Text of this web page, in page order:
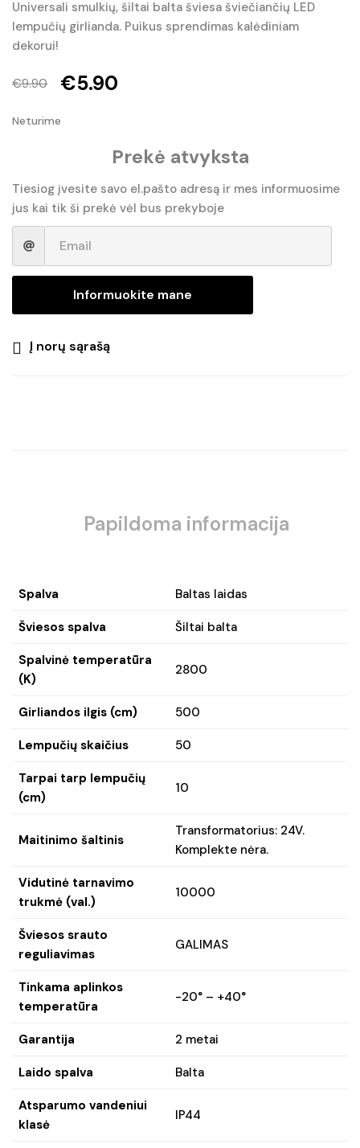
Universali smulkių, šiltai balta šviesa šviečiančių LED
lempučių girlianda. Puikus sprendimas kalėdiniam
dekorui!
€9.90
Original
price
€9.90.
€5.90
Current
price
€5.90.
Neturime
Prekė atvyksta
Tiesiog įvesite savo el.pašto adresą ir mes informuosime
jus kai tik ši prekė vėl bus prekyboje
Informuokite mane
Į norų sąrašą
Papildoma informacija
Spalva Baltas laidas
Šviesos spalva Šiltai balta
Spalvinė temperatūra
(K)
2800
Girliandos ilgis (cm) 500
Lempučių skaičius 50
Tarpai tarp lempučių
(cm)
10
Maitinimo šaltinis
Transformatorius: 24V.
Komplekte nėra.
Vidutinė tarnavimo
trukmė (val.)
10000
Šviesos srauto
reguliavimas
GALIMAS
Tinkama aplinkos
temperatūra
-20° – +40°
Garantija 2 metai
Laido spalva Balta
Atsparumo vandeniui
klasė
IP44